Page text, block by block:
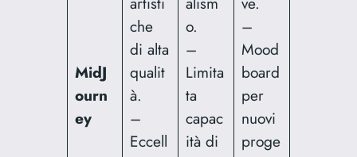
MidJ
ourn
ey
che
di alta
qualit
à.
–
Eccell
o.
–
Limita
ta
capac
ità di
–
Mood
board
per
nuovi
proge